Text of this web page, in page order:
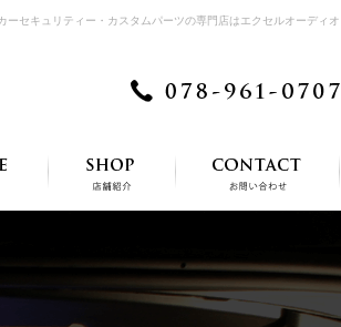
ーセキュリティー・カスタムパーツの専門店はエクセルオーディオ